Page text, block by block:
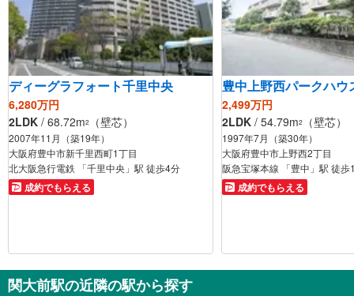
ディーグラフォート千里中央
6,280万円
2LDK / 68.72m2 （壁芯）
2007年11月（築19年）
大阪府豊中市新千里西町1丁目
北大阪急行電鉄 「千里中央」駅 徒歩4分
成約でもらえる
豊中上野西パークハウ
2,499万円
2LDK / 54.79m2 （壁芯）
1997年7月（築30年）
大阪府豊中市上野西2丁目
阪急宝塚本線 「豊中」駅 徒歩
成約でもらえる
関大前駅の近隣の駅から探す